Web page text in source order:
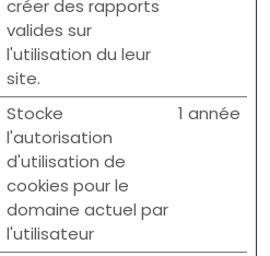
créer des rapports
valides sur
l'utilisation du leur
site.
Stocke
l'autorisation
d'utilisation de
cookies pour le
domaine actuel par
l'utilisateur
1 année